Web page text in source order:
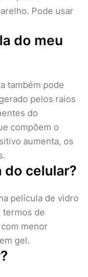
Pode usar
do meu
também pode
pelos raios
do
compõem o
aumenta, os
do celular?
película de vidro
termos de
menor
gel.